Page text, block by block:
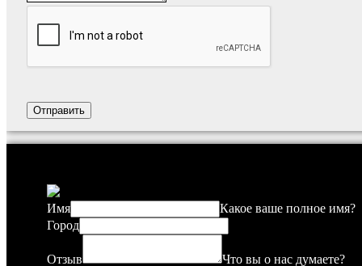
Имя
Какое ваше полное имя?
Город
Отзыв Что вы о нас думаете?